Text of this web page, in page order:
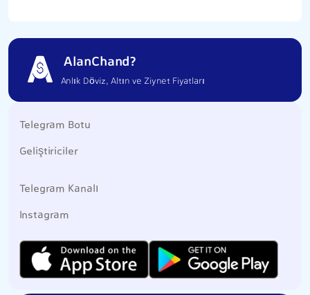
AlanChand?
Anlık Döviz, Altın ve Ziynet Fiyatları
Telegram Botu
Geliştiriciler
Telegram Kanalı
Instagram